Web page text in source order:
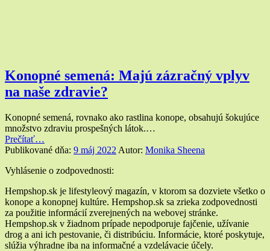
Konopné semená: Majú zázračný vplyv
na naše zdravie?
Konopné semená, rovnako ako rastlina konope, obsahujú šokujúce
množstvo zdraviu prospešných látok.…
Prečítať“Konopné
semená:
zázračný
na
naše
zdravie?”
…
Publikované dňa: 9 máj 2022 Autor: Monika Sheena
Widgety
v
pätičke
Vyhlásenie o zodpovednosti:
Hempshop.sk je lifestyleový magazín, v ktorom sa dozviete všetko o
konope a konopnej kultúre. Hempshop.sk sa zrieka zodpovednosti
za použitie informácií zverejnených na webovej stránke.
Hempshop.sk v žiadnom prípade nepodporuje fajčenie, užívanie
drog a ani ich pestovanie, či distribúciu. Informácie, ktoré poskytuje,
slúžia výhradne iba na informačné a vzdelávacie účely.